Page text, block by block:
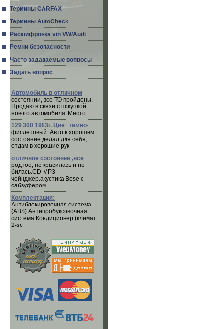
Термины CARFAX
Термины AutoCheck
Расшифровка vin VW/Audi
Ремни безопасности
Часто задаваемые вопросы
Задать вопрос
Автомобиль в отличном
состоянии, все ТО пройдены.
Продаю в связи с покупкой
нового автомобиля. Место
129 300 1993г. Цвет тёмно-
фиолетовый. Авто в хорошем
состояние делал для себя,
отдам в хорошие рук
отличное состояние ,все
родное, не красилась и не
билась.CD-MP3
чейнджер.акустика Bose с
сабвуфером.
Комплектация:
Антиблокировочная система
(ABS) Антипробуксовочная
система Кондиционер (климат
2-зо